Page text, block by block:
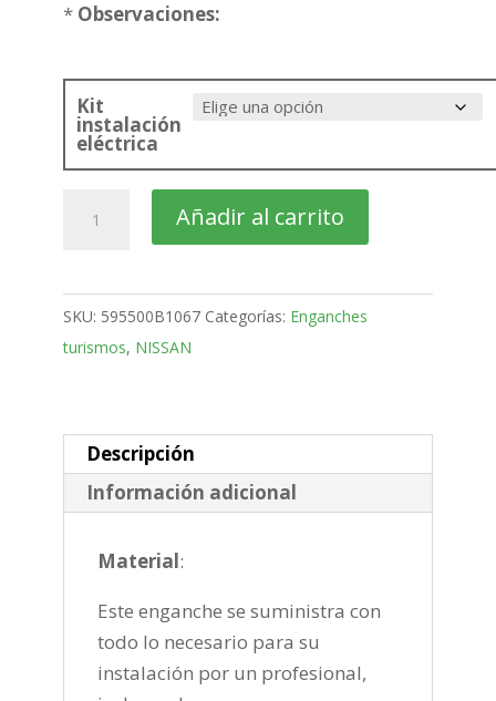
* Observaciones:
Kit
instalación
eléctrica
NV300
Bola
placa
de
Añadir al carrito
SKU: 595500B1067 Categorías: Enganches
turismos, NISSAN
Descripción
Información adicional
Material:
Este enganche se suministra con
todo lo necesario para su
instalación por un profesional,